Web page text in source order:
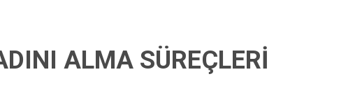
ALMA SÜREÇLERİ